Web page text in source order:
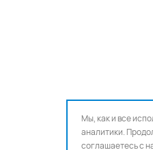
Мы, как и все
аналитики.
соглашаетесь с